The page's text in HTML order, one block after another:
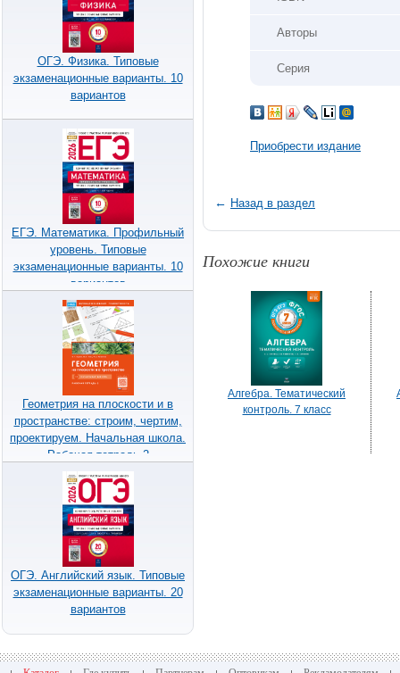
ОГЭ. Физика. Типовые
экзаменационные варианты. 10
вариантов
ЕГЭ. Математика. Профильный
уровень. Типовые
экзаменационные варианты. 10
вариантов
Геометрия на плоскости и в
пространстве: строим, чертим,
проектируем. Начальная школа.
Рабочая тетрадь 2
ОГЭ. Английский язык. Типовые
экзаменационные варианты. 20
вариантов
Авторы
Серия
Приобрести издание
← Назад в раздел
Похожие книги
Алгебра. Тематический
контроль. 7 класс